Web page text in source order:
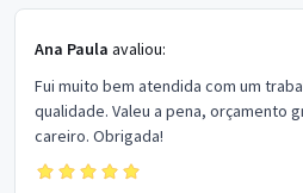
Ana Paula avaliou:
Fui muito bem atendida com um
qualidade. Valeu a pena, orçamento
careiro. Obrigada!